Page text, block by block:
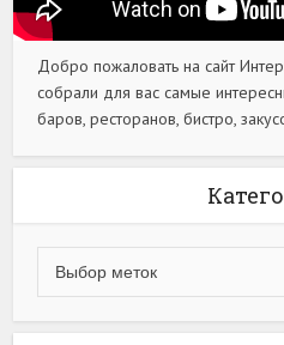
Добро пожаловать на сайт
собрали для вас самые
баров, ресторанов, бистро,